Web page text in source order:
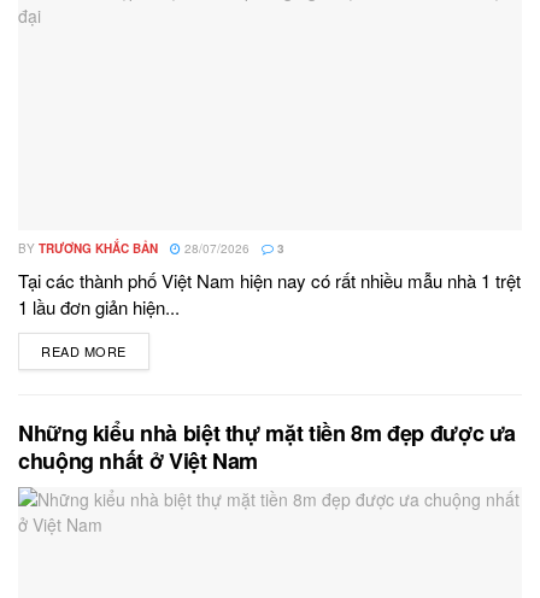
BY TRƯƠNG KHẮC BẢN 28/07/2026 3
Tại các thành phố Việt Nam hiện nay có rất nhiều mẫu nhà 1 trệt
1 lầu đơn giản hiện...
READ MORE
Những kiểu nhà biệt thự mặt tiền 8m đẹp được ưa
chuộng nhất ở Việt Nam